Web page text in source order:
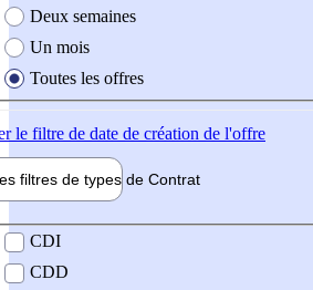
Deux semaines
Un mois
Toutes les offres
le filtre de date de création de l'offre
filtres de types de Contrat
contrat
CDI
CDD